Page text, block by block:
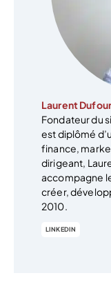
Laurent Dufour
Fondateur du
est diplômé
finance,
dirigeant,
accompagne
créer,
2010.
LINKEDIN